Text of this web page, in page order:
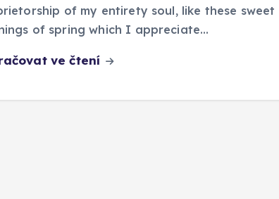
of my entirety soul, like these sweet
of spring which I appreciate…
ve čtení